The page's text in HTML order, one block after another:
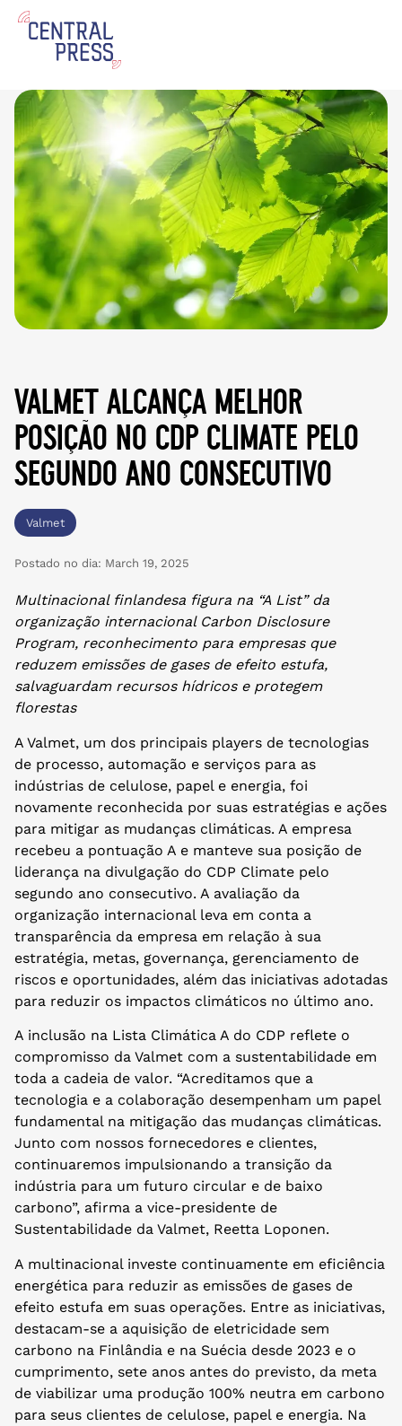
valmet alcança melhor
posição no cdp climate pelo
segundo ano consecutivo
Valmet
Postado no dia: March 19, 2025
Multinacional finlandesa figura na “A List” da
organização internacional Carbon Disclosure
Program, reconhecimento para empresas que
reduzem emissões de gases de efeito estufa,
salvaguardam recursos hídricos e protegem
florestas
A Valmet, um dos principais players de tecnologias
de processo, automação e serviços para as
indústrias de celulose, papel e energia, foi
novamente reconhecida por suas estratégias e ações
para mitigar as mudanças climáticas. A empresa
recebeu a pontuação A e manteve sua posição de
liderança na divulgação do CDP Climate pelo
segundo ano consecutivo. A avaliação da
organização internacional leva em conta a
transparência da empresa em relação à sua
estratégia, metas, governança, gerenciamento de
riscos e oportunidades, além das iniciativas adotadas
para reduzir os impactos climáticos no último ano.
A inclusão na Lista Climática A do CDP reflete o
compromisso da Valmet com a sustentabilidade em
toda a cadeia de valor. “Acreditamos que a
tecnologia e a colaboração desempenham um papel
fundamental na mitigação das mudanças climáticas.
Junto com nossos fornecedores e clientes,
continuaremos impulsionando a transição da
indústria para um futuro circular e de baixo
carbono”, afirma a vice-presidente de
Sustentabilidade da Valmet, Reetta Loponen.
A multinacional investe continuamente em eficiência
energética para reduzir as emissões de gases de
efeito estufa em suas operações. Entre as iniciativas,
destacam-se a aquisição de eletricidade sem
carbono na Finlândia e na Suécia desde 2023 e o
cumprimento, sete anos antes do previsto, da meta
de viabilizar uma produção 100% neutra em carbono
para seus clientes de celulose, papel e energia. Na